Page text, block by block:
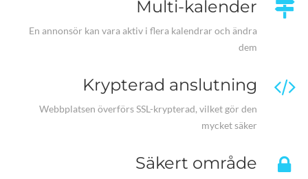
Multi-kalender
En annonsör kan vara aktiv i flera kalendrar och ändra
dem
Krypterad anslutning
Webbplatsen överförs SSL-krypterad, vilket gör den
mycket säker
Säkert område